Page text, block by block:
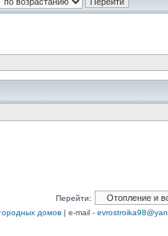
Перейти:
домов | e-mail -